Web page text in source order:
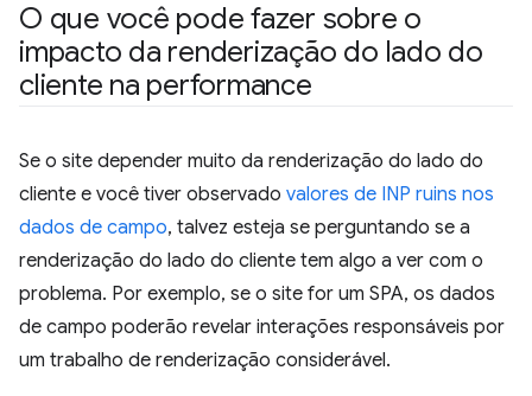
O que você pode fazer sobre o
impacto da renderização do lado do
cliente na performance
Se o site depender muito da renderização do lado do
cliente e você tiver observado valores de INP ruins nos
dados de campo, talvez esteja se perguntando se a
renderização do lado do cliente tem algo a ver com o
problema. Por exemplo, se o site for um SPA, os dados
de campo poderão revelar interações responsáveis por
um trabalho de renderização considerável.